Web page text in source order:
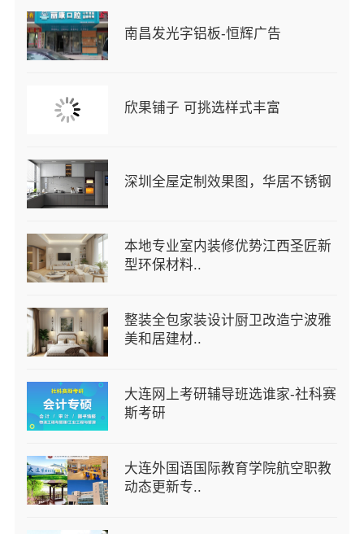
南昌发光字铝板-恒辉广告
欣果铺子 可挑选样式丰富
深圳全屋定制效果图，华居不锈钢
本地专业室内装修优势江西圣匠新
型环保材料..
整装全包家装设计厨卫改造宁波雅
美和居建材..
大连网上考研辅导班选谁家-社科赛
斯考研
大连外国语国际教育学院航空职教
动态更新专..